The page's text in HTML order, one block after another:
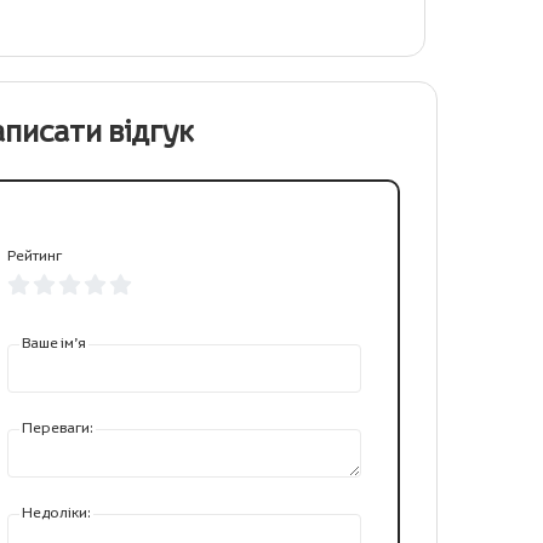
відгук
Рейтинг
Ваше ім’я
Переваги:
Недоліки: